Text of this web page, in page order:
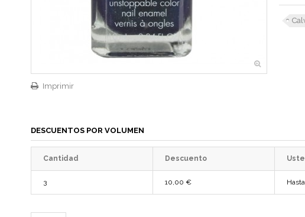
Imprimir
DESCUENTOS POR VOLUMEN
Cantidad Descuento
3 10,00 € Hasta